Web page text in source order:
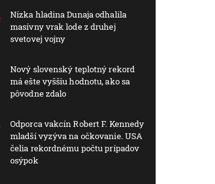
Nízka hladina Dunaja odhalila
masívny vrak lode z druhej
svetovej vojny
Nový slovenský teplotný rekord
má ešte vyššiu hodnotu, ako sa
pôvodne zdalo
Odporca vakcín Robert F. Kennedy
mladší vyzýva na očkovanie. USA
čelia rekordnému počtu prípadov
osýpok